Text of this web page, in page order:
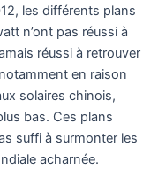
les différents plans
n’ont pas réussi à
réussi à retrouver
en raison
solaires chinois,
bas. Ces plans
suffi à surmonter les
acharnée.